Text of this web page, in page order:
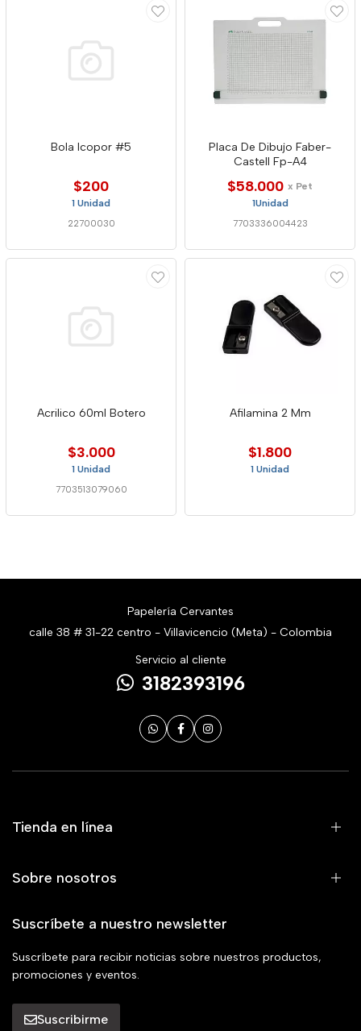
Bola Icopor #5
$200
1 Unidad
22700030
Placa De Dibujo Faber-
Castell Fp-A4
$58.000 x Pet
1Unidad
7703336004423
Acrilico 60ml Botero
$3.000
1 Unidad
7703513079060
Afilamina 2 Mm
$1.800
1 Unidad
Papelería Cervantes
calle 38 # 31-22 centro - Villavicencio (Meta) - Colombia
Servicio al cliente
3182393196
Tienda en línea
Sobre nosotros
Suscríbete a nuestro newsletter
Suscríbete para recibir noticias sobre nuestros productos,
promociones y eventos.
Suscribirme